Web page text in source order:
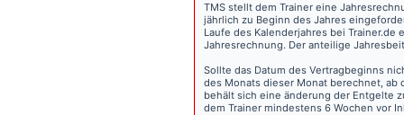
TMS stellt dem Trainer eine
jährlich zu Beginn des Jahres
Laufe des Kalenderjahres bei
Jahresrechnung. Der anteilige
Sollte das Datum des Vertragbeginns
des Monats dieser Monat berechnet, ab
behält sich eine änderung der Entgelte
dem Trainer mindestens 6 Wochen vor